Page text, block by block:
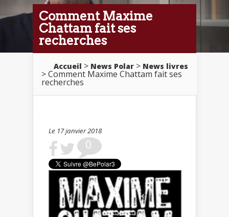
Comment Maxime
Chattam fait ses
recherches
Accueil > News Polar > News livres
> Comment Maxime Chattam fait ses
recherches
Le 17 janvier 2018
0